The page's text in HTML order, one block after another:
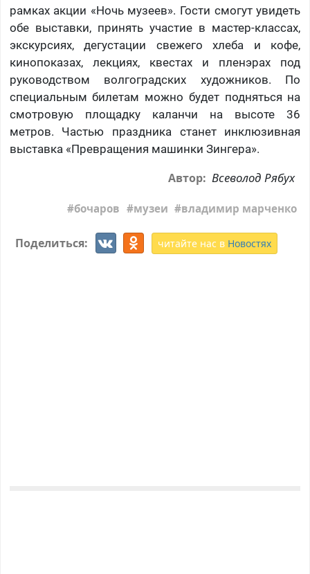
рамках акции «Ночь музеев». Гости смогут увидеть
обе выставки, принять участие в мастер-классах,
экскурсиях, дегустации свежего хлеба и кофе,
кинопоказах, лекциях, квестах и пленэрах под
руководством волгоградских художников. По
специальным билетам можно будет подняться на
смотровую площадку каланчи на высоте 36
метров. Частью праздника станет инклюзивная
выставка «Превращения машинки Зингера».
Автор: Всеволод Рябух
бочаров музеи владимир марченко
Поделиться: читайте нас в Новостях